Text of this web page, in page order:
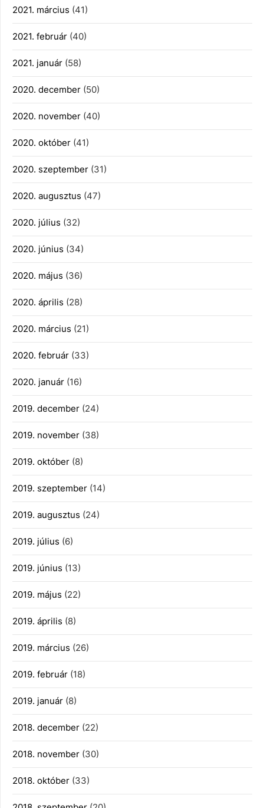
2021. március (41)
2021. február (40)
2021. január (58)
2020. december (50)
2020. november (40)
2020. október (41)
2020. szeptember (31)
2020. augusztus (47)
2020. július (32)
2020. június (34)
2020. május (36)
2020. április (28)
2020. március (21)
2020. február (33)
2020. január (16)
2019. december (24)
2019. november (38)
2019. október (8)
2019. szeptember (14)
2019. augusztus (24)
2019. július (6)
2019. június (13)
2019. május (22)
2019. április (8)
2019. március (26)
2019. február (18)
2019. január (8)
2018. december (22)
2018. november (30)
2018. október (33)